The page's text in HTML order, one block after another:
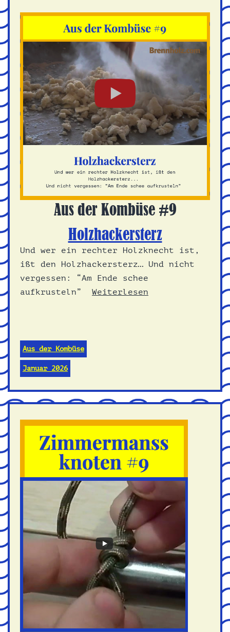
Aus der Kombüse #9
Holzhackersterz
Und wer ein rechter Holzknecht ist,
ißt den Holzhackersterz… Und nicht
vergessen: “Am Ende schee
aufkrusteln” Weiterlesen
Aus der Kombüse
Januar 2026